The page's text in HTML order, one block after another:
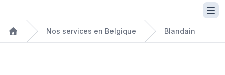
Nos services en Belgique Blandain